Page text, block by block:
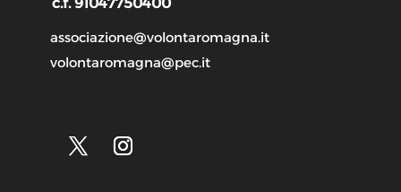
associazione@volontaromagna.it
volontaromagna@pec.it